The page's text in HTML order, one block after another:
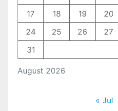
August 2026
17
18 19 20
24
25 26 27
31
« Jul